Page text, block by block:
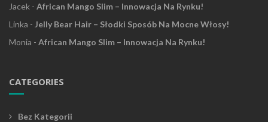
Jacek - African Mango Slim – Innowacja Na Rynku!
Linka - Jelly Bear Hair – Słodki Sposób Na Mocne Włosy!
Monia - African Mango Slim – Innowacja Na Rynku!
CATEGORIES
Bez Kategorii